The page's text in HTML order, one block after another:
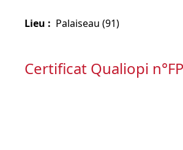
Lieu : Palaiseau (91)
Certificat Qualiopi